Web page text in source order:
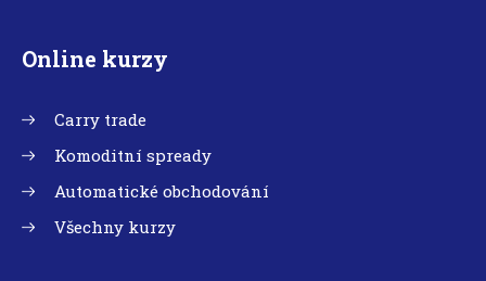
Online kurzy
Carry trade
Komoditní spready
Automatické obchodování
Všechny kurzy